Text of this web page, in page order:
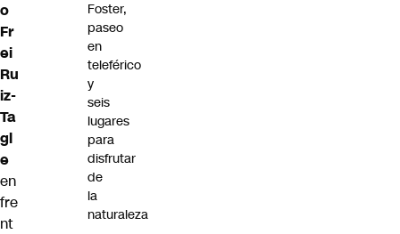
o
Fr
ei
Ru
iz-
Ta
gl
e
en
fre
nt
Foster,
paseo
en
teleférico
y
seis
lugares
para
disfrutar
de
la
naturaleza